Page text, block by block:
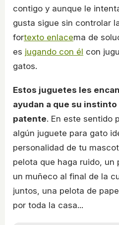
contigo y aunque le
gusta sigue sin controlar
fortexto enlacema de
es jugando con él con
gatos.
Estos juguetes les
ayudan a que su
patente. En este sentido
algún juguete para gato
personalidad de tu
pelota que haga ruido, un
un muñeco al final de la
juntos, una pelota de
por toda la casa...